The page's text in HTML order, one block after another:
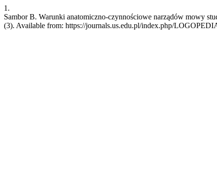
1.
Sambor B. Warunki anatomiczno-czynnościowe narządów mowy
(3). Available from: https://journals.us.edu.pl/index.php/